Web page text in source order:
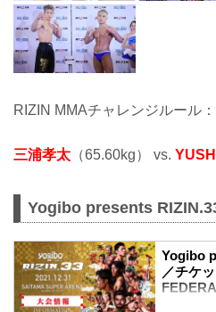
RIZIN MMAチャレンジルール
三浦孝太 （65.60kg） vs. YUSHI
Yogibo presents
Yogibo
／チケ